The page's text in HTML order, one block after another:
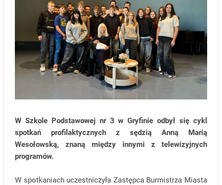
W Szkole Podstawowej nr 3 w Gryfinie odbył się cykl
spotkań profilaktycznych z sędzią Anną Marią
Wesołowską, znaną między innymi z telewizyjnych
programów.
W spotkaniach uczestniczyła Zastępca Burmistrza Miasta